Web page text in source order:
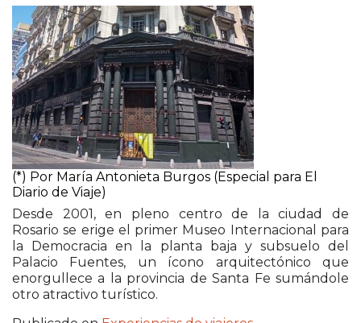
(*) Por María Antonieta Burgos (Especial para El
Diario de Viaje)
Desde 2001, en pleno centro de la ciudad de
Rosario se erige el primer Museo Internacional para
la Democracia en la planta baja y subsuelo del
Palacio Fuentes, un ícono arquitectónico que
enorgullece a la provincia de Santa Fe sumándole
otro atractivo turístico.